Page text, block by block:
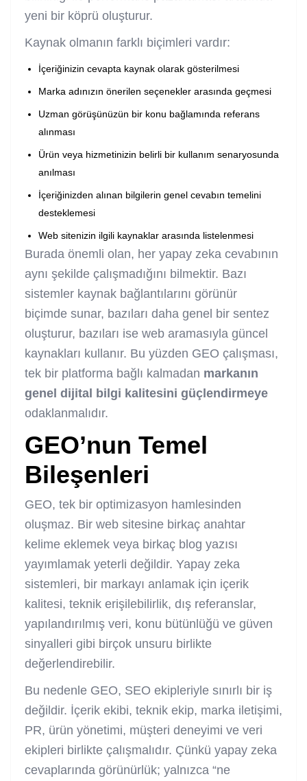
yeni bir köprü oluşturur.
Kaynak olmanın farklı biçimleri vardır:
İçeriğinizin cevapta kaynak olarak gösterilmesi
Marka adınızın önerilen seçenekler arasında geçmesi
Uzman görüşünüzün bir konu bağlamında referans
alınması
Ürün veya hizmetinizin belirli bir kullanım senaryosunda
anılması
İçeriğinizden alınan bilgilerin genel cevabın temelini
desteklemesi
Web sitenizin ilgili kaynaklar arasında listelenmesi
Burada önemli olan, her yapay zeka cevabının
aynı şekilde çalışmadığını bilmektir. Bazı
sistemler kaynak bağlantılarını görünür
biçimde sunar, bazıları daha genel bir sentez
oluşturur, bazıları ise web aramasıyla güncel
kaynakları kullanır. Bu yüzden GEO çalışması,
tek bir platforma bağlı kalmadan markanın
genel dijital bilgi kalitesini güçlendirmeye
odaklanmalıdır.
GEO’nun Temel
Bileşenleri
GEO, tek bir optimizasyon hamlesinden
oluşmaz. Bir web sitesine birkaç anahtar
kelime eklemek veya birkaç blog yazısı
yayımlamak yeterli değildir. Yapay zeka
sistemleri, bir markayı anlamak için içerik
kalitesi, teknik erişilebilirlik, dış referanslar,
yapılandırılmış veri, konu bütünlüğü ve güven
sinyalleri gibi birçok unsuru birlikte
değerlendirebilir.
Bu nedenle GEO, SEO ekipleriyle sınırlı bir iş
değildir. İçerik ekibi, teknik ekip, marka iletişimi,
PR, ürün yönetimi, müşteri deneyimi ve veri
ekipleri birlikte çalışmalıdır. Çünkü yapay zeka
cevaplarında görünürlük; yalnızca “ne